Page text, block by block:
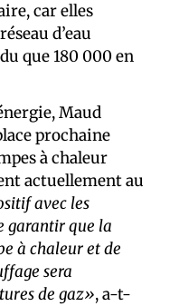
car elles
d’eau
que 180 000 en
Maud
prochaine
à chaleur
actuellement au
avec les
garantir que la
à chaleur et de
sera
de gaz», a-t-